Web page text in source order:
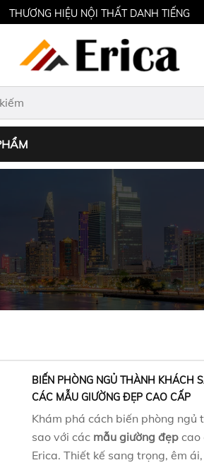
THƯƠNG HIỆU NỘI THẤT DANH TIẾNG
BIẾN PHÒNG NGỦ THÀNH KHÁCH
CÁC MẪU GIƯỜNG ĐẸP CAO CẤP
Khám phá cách biến phòng ngủ
sao với các mẫu giường đẹp cao
Erica. Thiết kế sang trọng, êm